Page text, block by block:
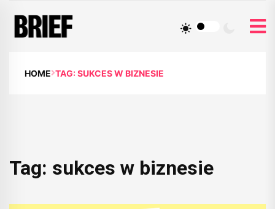
HOME TAG: SUKCES W BIZNESIE
Tag: sukces w biznesie